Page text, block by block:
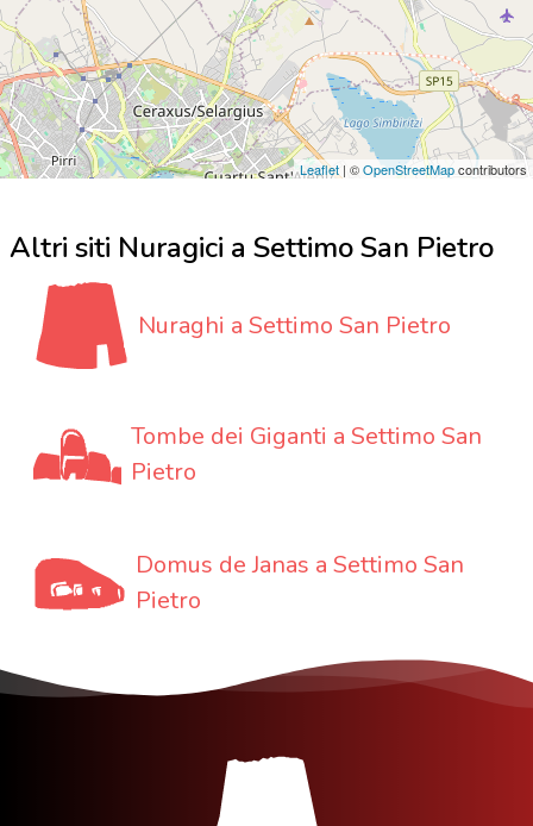
Leaflet | ©OpenStreetMapcontributors
Altri siti Nuragici a Settimo San Pietro
Nuraghi a Settimo San Pietro
Tombe dei Giganti a Settimo San
Pietro
Domus de Janas a Settimo San
Pietro